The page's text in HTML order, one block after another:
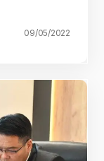
09/05/2022